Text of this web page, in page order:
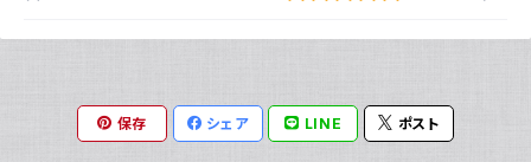
保存 シェア LINE ポスト